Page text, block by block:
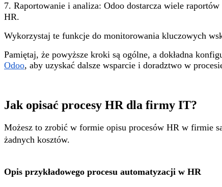
7. Raportowanie i analiza: Odoo dostarcza wiele
HR.
Wykorzystaj te funkcje do monitorowania kluczowych
Pamiętaj, że powyższe kroki są ogólne, a dokładna
Odoo, aby uzyskać dalsze wsparcie i doradztwo w
Jak opisać procesy HR dla firmy IT?
Możesz to zrobić w formie opisu procesów HR w firmie
żadnych kosztów.
Opis przykładowego procesu automatyzacji w HR